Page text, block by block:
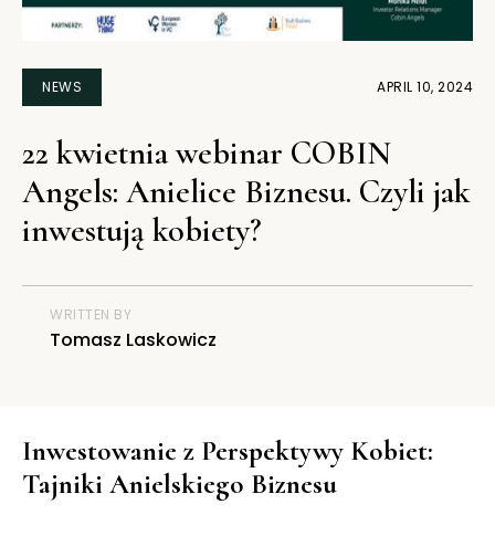
NEWS APRIL 10, 2024
22 kwietnia webinar COBIN
Angels: Anielice Biznesu. Czyli jak
inwestują kobiety?
WRITTEN BY
Tomasz Laskowicz
Inwestowanie z Perspektywy Kobiet:
Tajniki Anielskiego Biznesu